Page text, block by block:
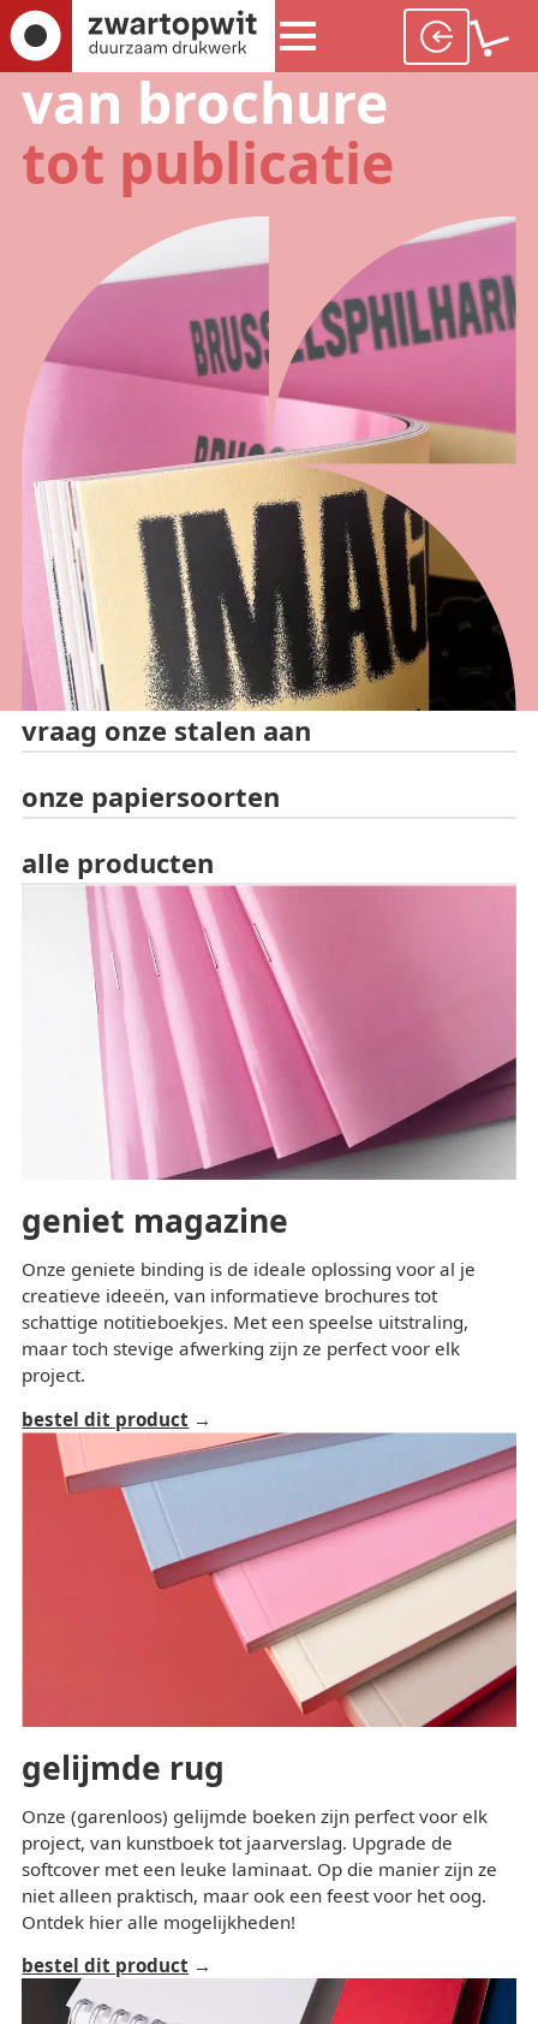
van brochure
tot publicatie
vraag onze stalen aan
onze papiersoorten
alle producten
geniet magazine
Onze geniete binding is de ideale oplossing voor al je
creatieve ideeën, van informatieve brochures tot
schattige notitieboekjes. Met een speelse uitstraling,
maar toch stevige afwerking zijn ze perfect voor elk
project.
bestel dit product
gelijmde rug
Onze (garenloos) gelijmde boeken zijn perfect voor elk
project, van kunstboek tot jaarverslag. Upgrade de
softcover met een leuke laminaat. Op die manier zijn ze
niet alleen praktisch, maar ook een feest voor het oog.
Ontdek hier alle mogelijkheden!
bestel dit product